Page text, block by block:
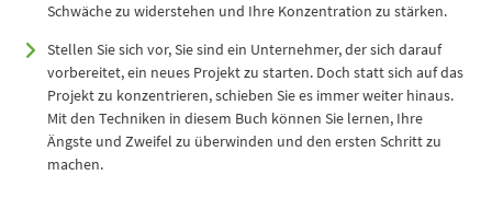
Schwäche zu widerstehen und Ihre Konzentration zu stärken.
Stellen Sie sich vor, Sie sind ein Unternehmer, der sich darauf
vorbereitet, ein neues Projekt zu starten. Doch statt sich auf das
Projekt zu konzentrieren, schieben Sie es immer weiter hinaus.
Mit den Techniken in diesem Buch können Sie lernen, Ihre
Ängste und Zweifel zu überwinden und den ersten Schritt zu
machen.